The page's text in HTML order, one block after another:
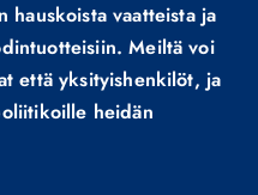
hauskoista vaatteista ja
Meiltä voi
että yksityishenkilöt, ja
heidän